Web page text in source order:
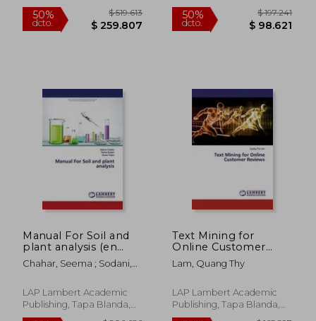
Manual For Soil and
plant analysis (en
Inglés)
Chahar, Seema ; Sodani,
LAP Lambert Academic
Publishing, Tapa Blanda,
Nuevo
Text Mining for
Online Customer
Reviews (en Inglés)
Lam, Quang Thy
LAP Lambert Academic
Publishing, Tapa Blanda,
Nuevo